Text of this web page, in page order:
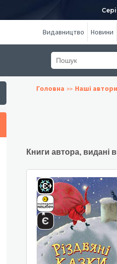
Видавництво Новини
Головна Наші
Книги автора, видані